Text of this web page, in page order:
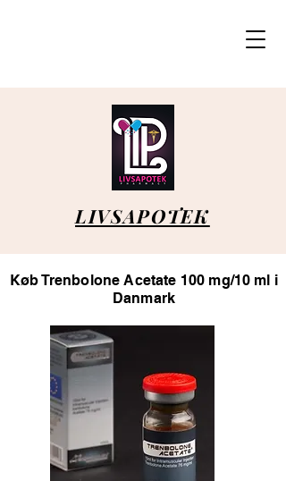
LIVSAPOTEK
Køb Trenbolone Acetate 100 mg/10 ml i
Danmark